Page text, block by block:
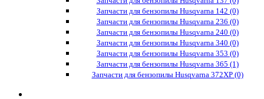
Запчасти для бензопилы Husqvarna 142 (0)
Запчасти для бензопилы Husqvarna 236 (0)
Запчасти для бензопилы Husqvarna 240 (0)
Запчасти для бензопилы Husqvarna 340 (0)
Запчасти для бензопилы Husqvarna 353 (0)
Запчасти для бензопилы Husqvarna 365 (1)
Запчасти для бензопилы Husqvarna 372XP (0)